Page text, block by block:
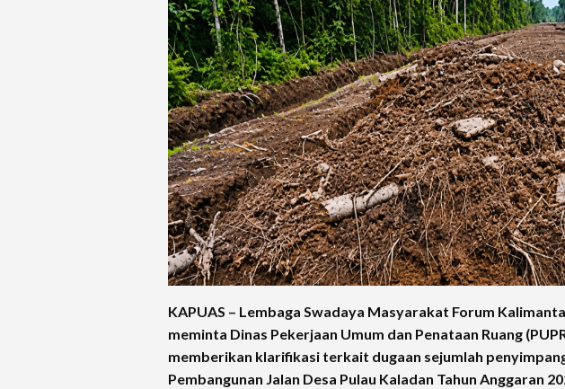
KAPUAS – Lembaga Swadaya Masyarakat Forum
meminta Dinas Pekerjaan Umum dan Penataan Ruang
memberikan klarifikasi terkait dugaan sejumlah
Pembangunan Jalan Desa Pulau Kaladan Tahun Anggaran